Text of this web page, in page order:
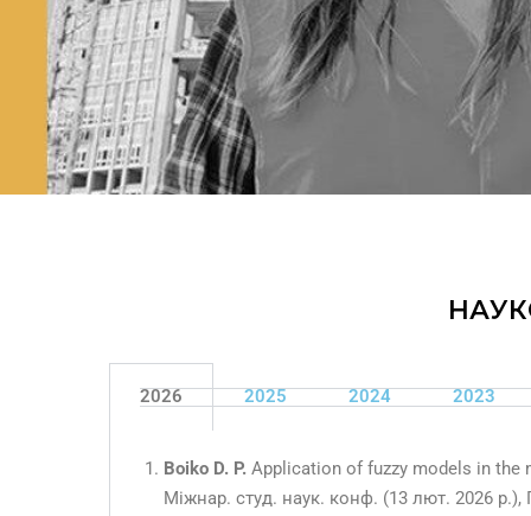
2026 2025 2024 2023
Boiko D. P. Application of fuzzy models in
Міжнар. студ. наук. конф. (13 лют. 2026